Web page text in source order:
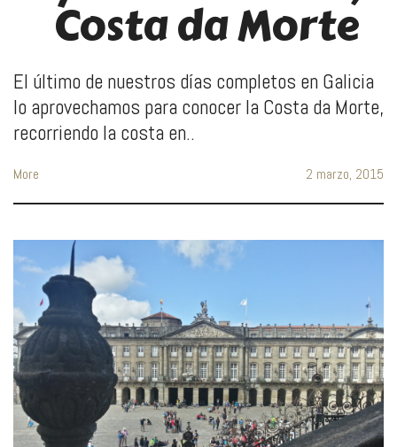
Costa da Morte
El último de nuestros días completos en Galicia
lo aprovechamos para conocer la Costa da Morte,
recorriendo la costa en..
More 2 marzo, 2015